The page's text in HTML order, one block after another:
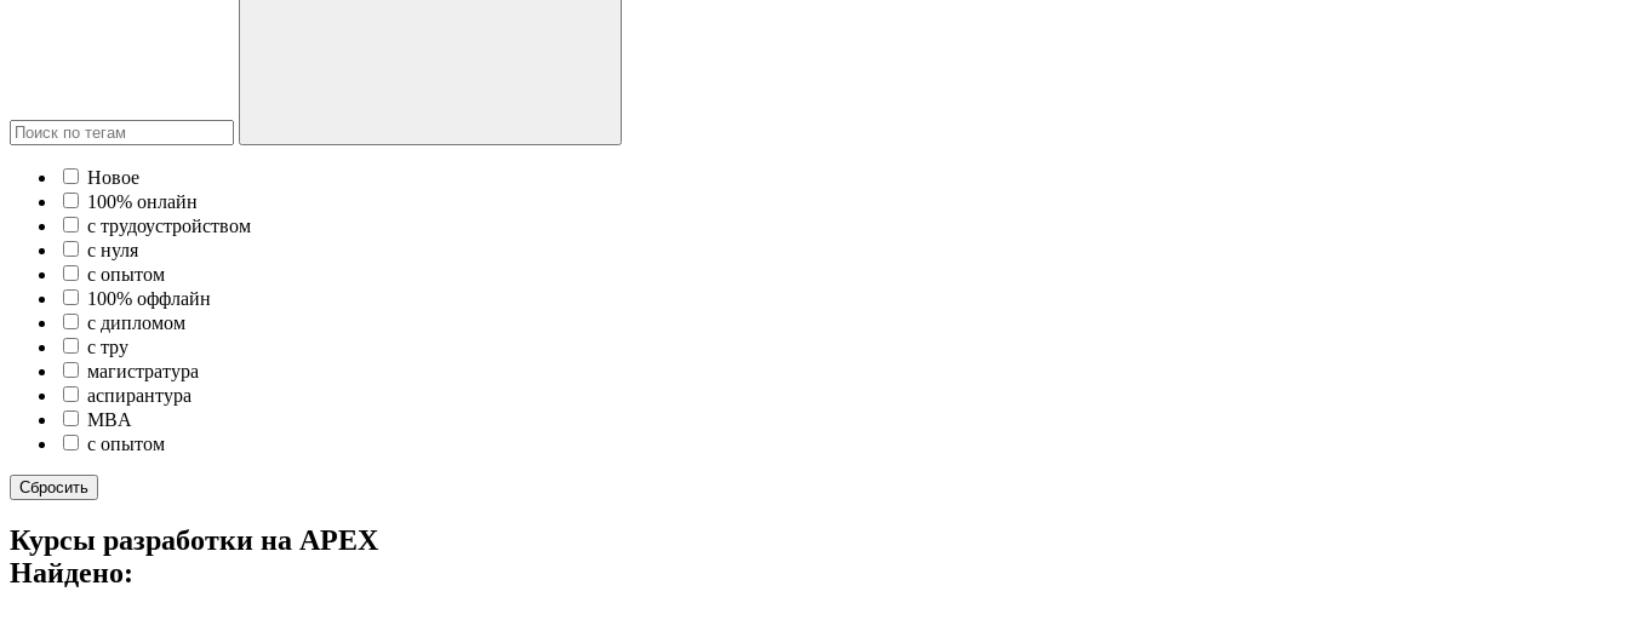
Новое
100% онлайн
с трудоустройством
с нуля
с опытом
100% оффлайн
с дипломом
с тру
магистратура
аспирантура
MBA
c опытом
Сбросить
Курсы разработки на APEX
Найдено: